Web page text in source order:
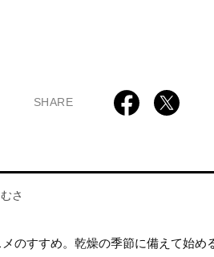
SHARE
さ
のすすめ。乾燥の季節に備えて始